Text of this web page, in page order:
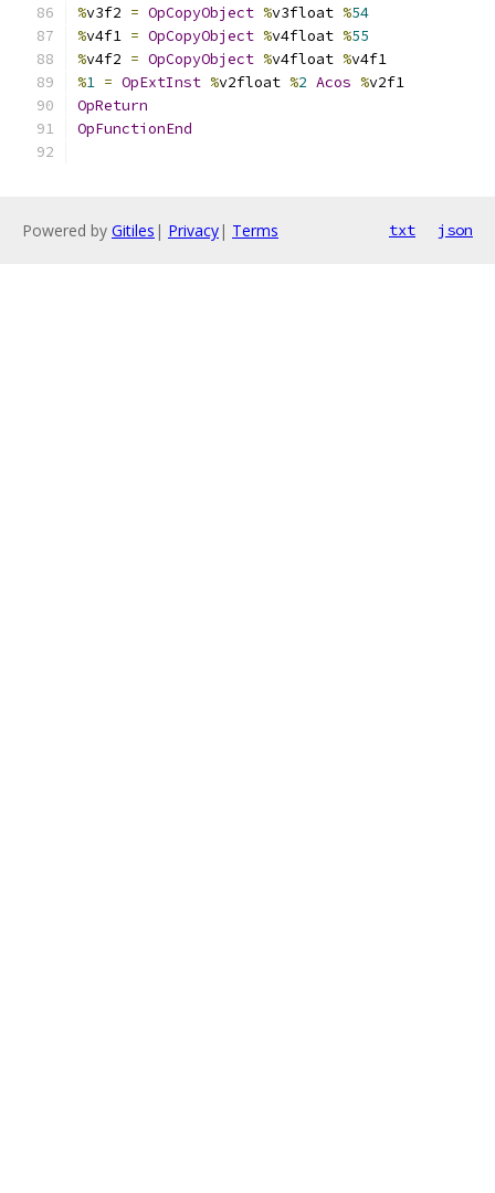
%v3f2 = OpCopyObject %v3float %54
%v4f1 = OpCopyObject %v4float %55
%v4f2 = OpCopyObject %v4float %v4f1
%1 = OpExtInst %v2float %2 Acos %v2f1
OpReturn
OpFunctionEnd
Powered by Gitiles | Privacy| Terms txt json